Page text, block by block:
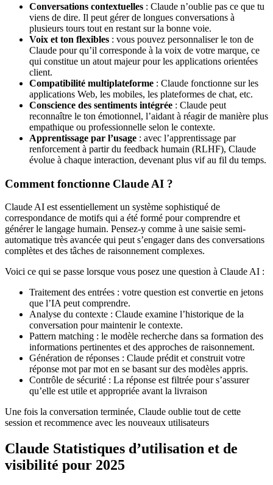
Conversations contextuelles : Claude n’oublie pas ce que tu
viens de dire. Il peut gérer de longues conversations à
plusieurs tours tout en restant sur la bonne voie.
Voix et ton flexibles : vous pouvez personnaliser le ton de
Claude pour qu’il corresponde à la voix de votre marque, ce
qui constitue un atout majeur pour les applications orientées
client.
Compatibilité multiplateforme : Claude fonctionne sur les
applications Web, les mobiles, les plateformes de chat, etc.
Conscience des sentiments intégrée : Claude peut
reconnaître le ton émotionnel, l’aidant à réagir de manière plus
empathique ou professionnelle selon le contexte.
Apprentissage par l’usage : avec l’apprentissage par
renforcement à partir du feedback humain (RLHF), Claude
évolue à chaque interaction, devenant plus vif au fil du temps.
Comment fonctionne Claude AI ?
Claude AI est essentiellement un système sophistiqué de
correspondance de motifs qui a été formé pour comprendre et
générer le langage humain. Pensez-y comme à une saisie semi-
automatique très avancée qui peut s’engager dans des conversations
complètes et des tâches de raisonnement complexes.
Voici ce qui se passe lorsque vous posez une question à Claude AI :
Traitement des entrées : votre question est convertie en jetons
que l’IA peut comprendre.
Analyse du contexte : Claude examine l’historique de la
conversation pour maintenir le contexte.
Pattern matching : le modèle recherche dans sa formation des
informations pertinentes et des approches de raisonnement.
Génération de réponses : Claude prédit et construit votre
réponse mot par mot en se basant sur des modèles appris.
Contrôle de sécurité : La réponse est filtrée pour s’assurer
qu’elle est utile et appropriée avant la livraison
Une fois la conversation terminée, Claude oublie tout de cette
session et recommence avec les nouveaux utilisateurs
Claude Statistiques d’utilisation et de
visibilité pour 2025